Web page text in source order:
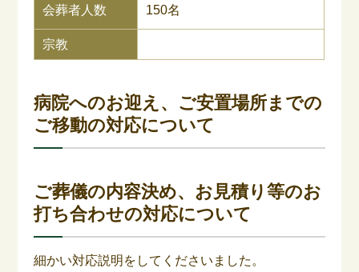
会葬者人数 150名
宗教
病院へのお迎え、ご安置場所までの
ご移動の対応について
ご葬儀の内容決め、お見積り等のお
打ち合わせの対応について
細かい対応説明をしてくださいました。